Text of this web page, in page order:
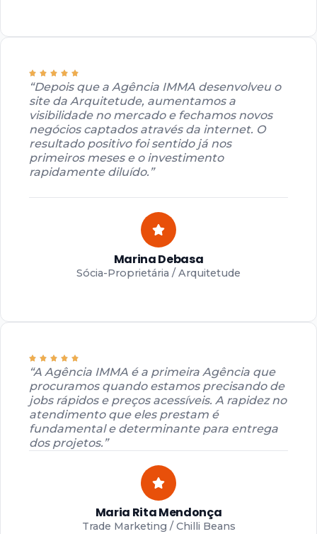
“Depois que a Agência IMMA desenvolveu o
site da Arquitetude, aumentamos a
visibilidade no mercado e fechamos novos
negócios captados através da internet. O
resultado positivo foi sentido já nos
primeiros meses e o investimento
rapidamente diluído.”
Marina Debasa
Sócia-Proprietária / Arquitetude
“A Agência IMMA é a primeira Agência que
procuramos quando estamos precisando de
jobs rápidos e preços acessíveis. A rapidez no
atendimento que eles prestam é
fundamental e determinante para entrega
dos projetos.”
Maria Rita Mendonça
Trade Marketing / Chilli Beans